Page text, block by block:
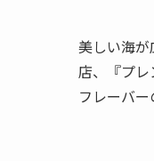
美しい海
店、『プ
フレーバ